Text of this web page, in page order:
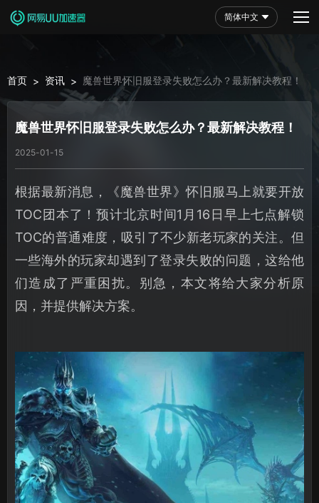
简体中文
首页 > 资讯 > 魔兽世界怀旧服登录失败怎么办？最新解决教程！
魔兽世界怀旧服登录失败怎么办？最新解决教程！
2025-01-15
根据最新消息，《魔兽世界》怀旧服马上就要开放
TOC团本了！预计北京时间1月16日早上七点解锁
TOC的普通难度，吸引了不少新老玩家的关注。但
一些海外的玩家却遇到了登录失败的问题，这给他
们造成了严重困扰。别急，本文将给大家分析原
因，并提供解决方案。